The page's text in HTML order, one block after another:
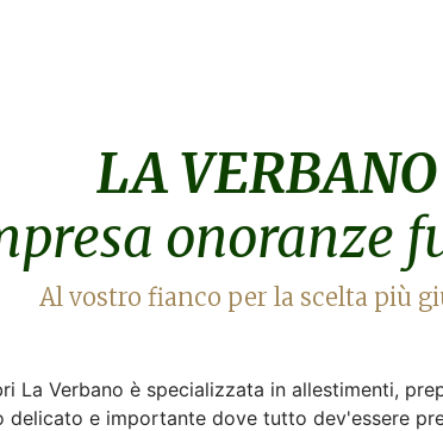
LA VERBANO
onoranze
Al vostro fianco per la scelta più
La Verbano è specializzata in allestimenti,
delicato e importante dove tutto dev'essere